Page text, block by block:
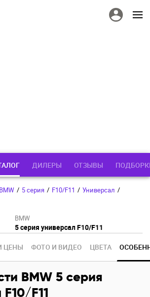
ДИЛЕРЫ ОТЗЫВЫ
BMW / 5 серия / F10/F11 / Универсал /
BMW
5 серия универсал F10/F11
ЦЕНЫ ФОТО И ВИДЕО ЦВЕТА
BMW 5 серия
F11